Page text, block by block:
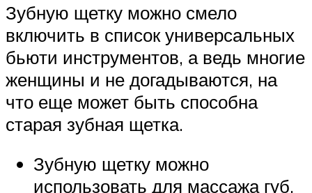
Зубную щетку можно смело
включить в список универсальных
бьюти инструментов, а ведь многие
женщины и не догадываются, на
что еще может быть способна
старая зубная щетка.
Зубную щетку можно
использовать для массажа губ.